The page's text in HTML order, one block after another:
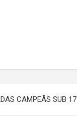
CAMPEÃS SUB 17